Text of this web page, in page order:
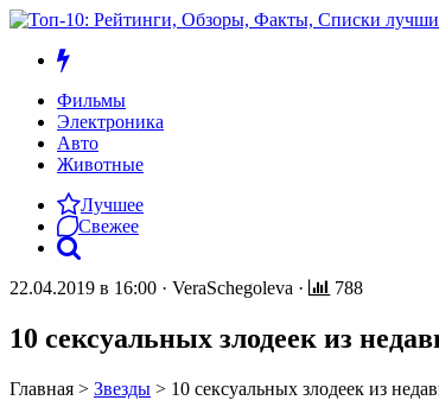
Фильмы
Электроника
Авто
Животные
Лучшее
Свежее
22.04.2019 в 16:00 · VeraSchegoleva · 788
10 сексуальных злодеек из
Главная > Звезды > 10 сексуальных злодеек из